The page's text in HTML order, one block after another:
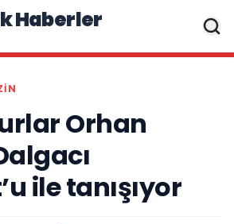
Haberler
Orhan
ile tanışıyor